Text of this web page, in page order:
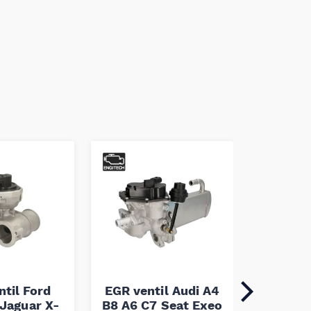
Ford
X-
EGR ventil Audi A4
B8 A6 C7 Seat Exeo